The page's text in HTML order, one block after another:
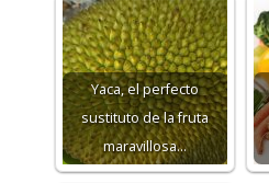
Yaca, el perfecto
sustituto de la fruta
maravillosa…